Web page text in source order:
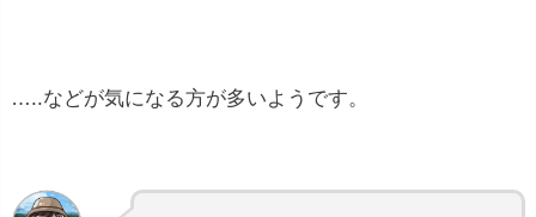
…..などが気になる方が多いようです。